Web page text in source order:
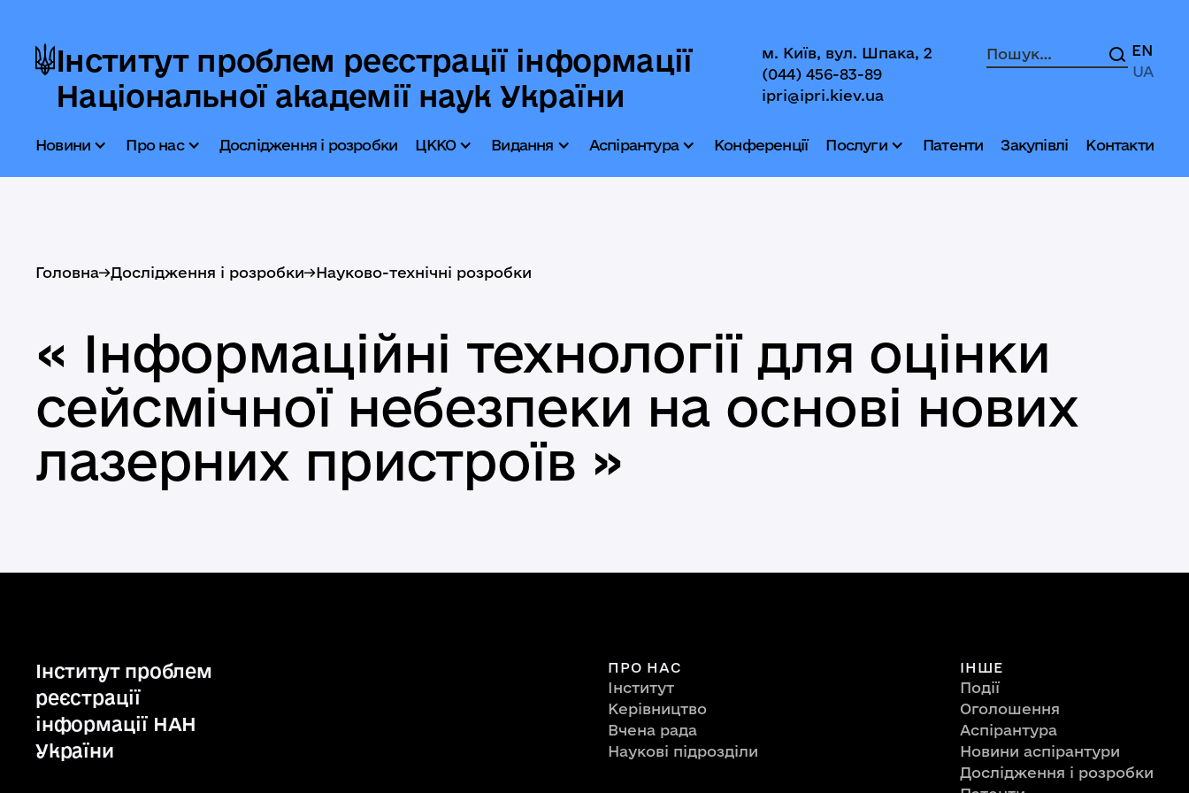
Інститут проблем реєстрації інформації
Національної академії наук України
м. Київ, вул. Шпака, 2
(044) 456-83-89
ipri@ipri.kiev.ua
EN
UA
Новини Про нас Дослідження і розробки ЦККО Видання Аспірантура Конференції Послуги Патенти Закупівлі Контакти
Головна->Дослідження і розробки->Науково-технічні розробки
« Інформаційні технології для оцінки
сейсмічної небезпеки на основі нових
лазерних пристроїв »
Інститут проблем
реєстрації
інформації НАН
України
ПРО НАС
Інститут
Керівництво
Вчена рада
Наукові підрозділи
ІНШЕ
Події
Оголошення
Аспірантура
Новини аспірантури
Дослідження і розробки